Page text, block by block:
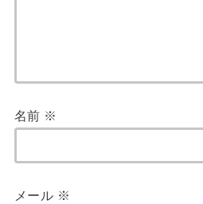
名前 ※
メール ※